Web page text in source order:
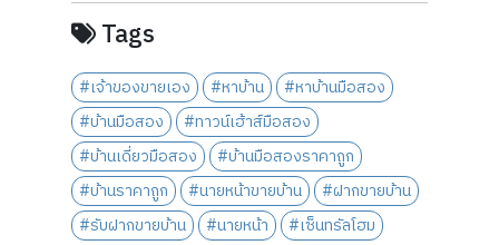
Tags
#เจ้าของขายเอง #หาบ้าน
#หาบ้านมือสอง
#บ้านมือสอง
#ทาวน์เฮ้าส์มือสอง
#บ้านเดี่ยวมือสอง
#บ้านมือสองราคาถูก
#บ้านราคาถูก
#นายหน้าขายบ้าน
#ฝากขายบ้าน
#รับฝากขายบ้าน
#นายหน้า
#เซ็นทรัลโฮม